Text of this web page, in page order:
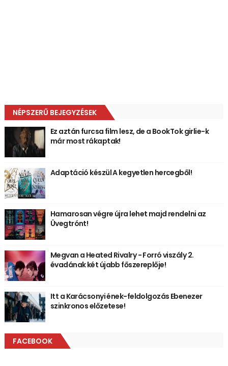
NÉPSZERŰ BEJEGYZÉSEK
Ez aztán furcsa film lesz, de a BookTok girlie-k
már most rákaptak!
Adaptáció készül A kegyetlen hercegből!
Hamarosan végre újra lehet majd rendelni az
Üvegtrónt!
Megvan a Heated Rivalry - Forró viszály 2.
évadának két újabb főszereplője!
Itt a Karácsonyi ének-feldolgozás Ebenezer
szinkronos előzetese!
FACEBOOK